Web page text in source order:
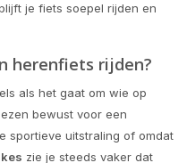
je fiets soepel rijden en
herenfiets rijden?
als het gaat om wie op
bewust voor een
sportieve uitstraling of omdat
zie je steeds vaker dat